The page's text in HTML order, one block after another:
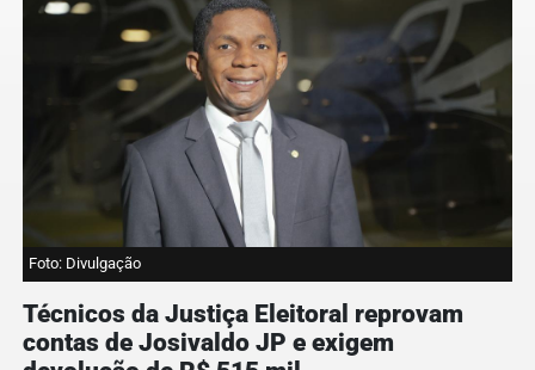
Foto: Divulgação
Técnicos da Justiça Eleitoral reprovam
contas de Josivaldo JP e exigem